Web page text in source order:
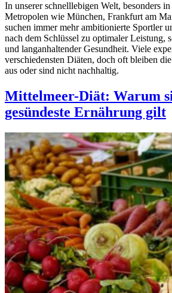
In unserer schnelllebigen Welt, besonders
Metropolen wie München, Frankfurt am
suchen immer mehr ambitionierte Sportler
nach dem Schlüssel zu optimaler Leistung,
und langanhaltender Gesundheit. Viele
verschiedensten Diäten, doch oft bleiben
aus oder sind nicht nachhaltig.
Mittelmeer-Diät: Warum
gesündeste Ernährung gilt